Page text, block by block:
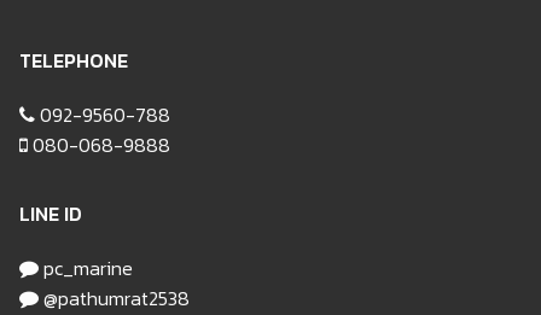
TELEPHONE
092-9560-788
080-068-9888
LINE ID
pc_marine
@pathumrat2538